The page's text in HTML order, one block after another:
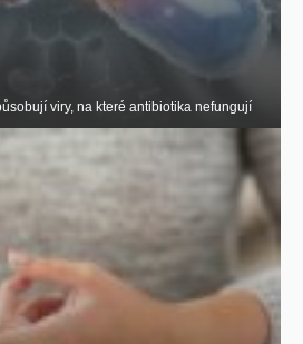
viry, na které antibiotika nefungují